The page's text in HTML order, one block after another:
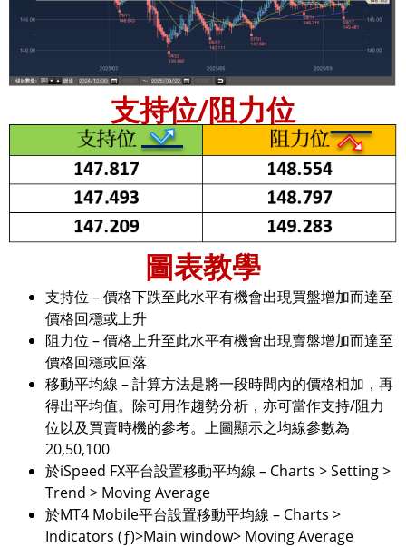
支持位/阻力位
圖表教學
支持位 – 價格下跌至此水平有機會出現買盤增加而達至
價格回穩或上升
阻力位 – 價格上升至此水平有機會出現賣盤增加而達至
價格回穩或回落
移動平均線 – 計算方法是將一段時間內的價格相加，再
得出平均值。除可用作趨勢分析，亦可當作支持/阻力
位以及買賣時機的參考。上圖顯示之均線參數為
20,50,100
於iSpeed FX平台設置移動平均線 – Charts > Setting >
Trend > Moving Average
於MT4 Mobile平台設置移動平均線 – Charts >
Indicators (ƒ)>Main window> Moving Average